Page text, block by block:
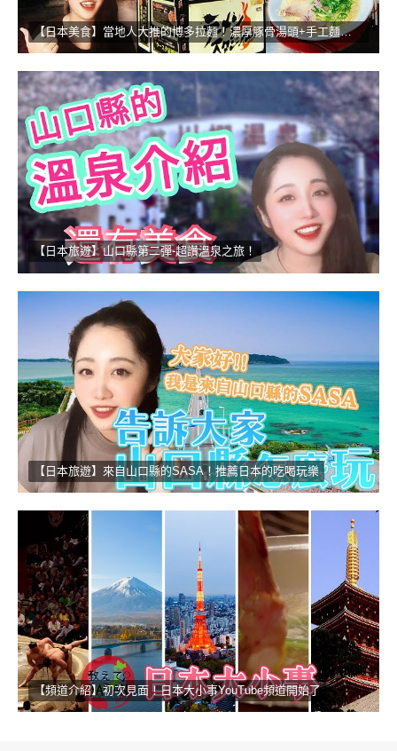
【日本美食】當地人大推的博多拉麵！濃厚豚骨湯頭+手工麵的無敵組合
【日本旅遊】山口縣第二彈-超讚溫泉之旅！
【日本旅遊】來自山口縣的SASA！推薦日本的吃喝玩樂
【頻道介紹】初次見面！日本大小事YouTube頻道開始了